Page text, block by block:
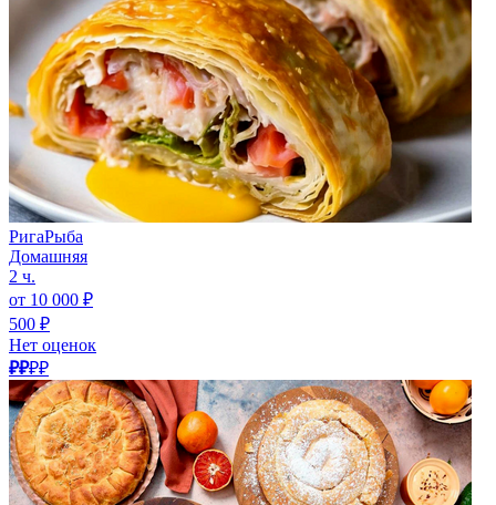
РигаРыба
Домашняя
2 ч.
от 10 000 ₽
500 ₽
Нет оценок
₽₽₽₽